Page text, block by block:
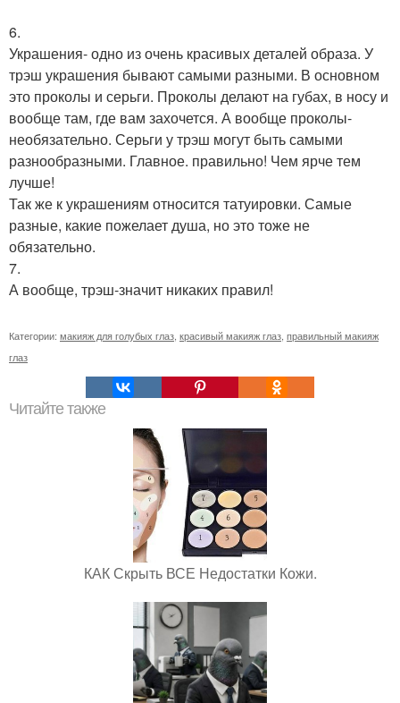
6.
Украшения- одно из очень красивых деталей образа. У
трэш украшения бывают самыми разными. В основном
это проколы и серьги. Проколы делают на губах, в носу и
вообще там, где вам захочется. А вообще проколы-
необязательно. Серьги у трэш могут быть самыми
разнообразными. Главное. правильно! Чем ярче тем
лучше!
Так же к украшениям относится татуировки. Самые
разные, какие пожелает душа, но это тоже не
обязательно.
7.
А вообще, трэш-значит никаких правил!
Категории: макияж для голубых глаз красивый макияж глаз правильный макияж
глаз
Читайте также
КАК Скрыть ВСЕ Недостатки Кожи.